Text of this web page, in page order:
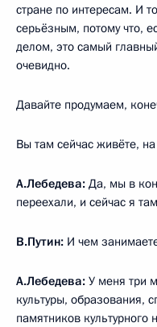
стране по интересам. И
серьёзным, потому что,
делом, это самый
очевидно.
Давайте продумаем,
Вы там сейчас живёте,
А.Лебедева: Да, мы в
переехали, и сейчас я
В.Путин: И чем
А.Лебедева: У меня три
культуры, образования,
памятников культурного